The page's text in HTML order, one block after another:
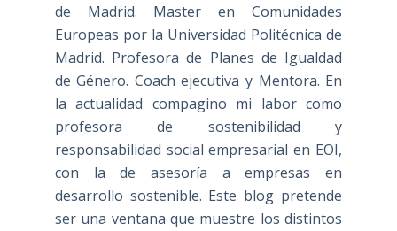
de Madrid. Master en Comunidades
Europeas por la Universidad Politécnica de
Madrid. Profesora de Planes de Igualdad
de Género. Coach ejecutiva y Mentora. En
la actualidad compagino mi labor como
profesora de sostenibilidad y
responsabilidad social empresarial en EOI,
con la de asesoría a empresas en
desarrollo sostenible. Este blog pretende
ser una ventana que muestre los distintos